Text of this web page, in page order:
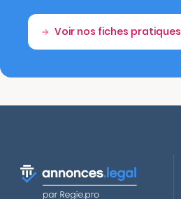
Voir nos fiches pratiques